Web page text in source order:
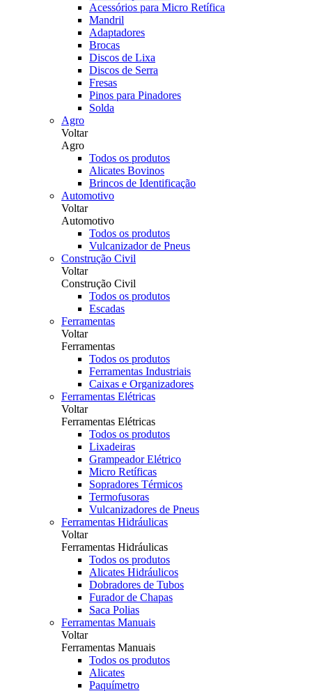
Acessórios para Micro Retífica
Mandril
Adaptadores
Brocas
Discos de Lixa
Discos de Serra
Fresas
Pinos para Pinadores
Solda
Agro
Voltar
Agro
Todos os produtos
Alicates Bovinos
Brincos de Identificação
Automotivo
Voltar
Automotivo
Todos os produtos
Vulcanizador de Pneus
Construção Civil
Voltar
Construção Civil
Todos os produtos
Escadas
Ferramentas
Voltar
Ferramentas
Todos os produtos
Ferramentas Industriais
Caixas e Organizadores
Ferramentas Elétricas
Voltar
Ferramentas Elétricas
Todos os produtos
Lixadeiras
Grampeador Elétrico
Micro Retíficas
Sopradores Térmicos
Termofusoras
Vulcanizadores de Pneus
Ferramentas Hidráulicas
Voltar
Ferramentas Hidráulicas
Todos os produtos
Alicates Hidráulicos
Dobradores de Tubos
Furador de Chapas
Saca Polias
Ferramentas Manuais
Voltar
Ferramentas Manuais
Todos os produtos
Alicates
Paquímetro